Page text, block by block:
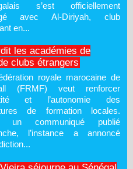
s’est officiellement
avec Al-Diriyah, club
en...
les académies de
clubs étrangers
royale marocaine de
(FRMF) veut renforcer
et l’autonomie des
de formation locales.
un communiqué publié
l’instance a annoncé